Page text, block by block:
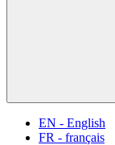
EN - English
FR - français